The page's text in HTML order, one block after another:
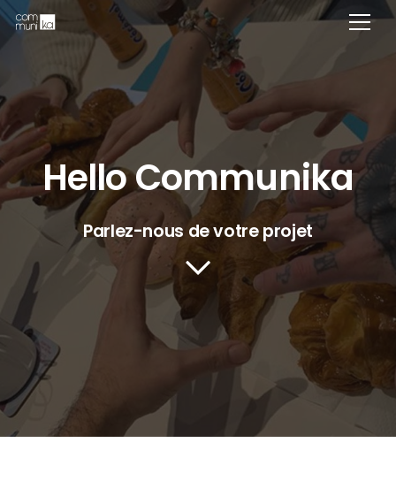
Hello Communika
Parlez-nous de votre projet